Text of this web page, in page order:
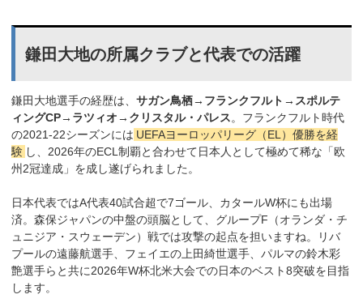
鎌田大地の所属クラブと代表での活躍
鎌田大地選手の経歴は、サガン鳥栖→フランクフルト→スポルテ
ィングCP→ラツィオ→クリスタル・パレス。フランクフルト時代
の2021-22シーズンには UEFAヨーロッパリーグ（EL）優勝を経
験 し、2026年のECL制覇と合わせて日本人として極めて稀な「欧
州2冠達成」を成し遂げられました。
日本代表ではA代表40試合超で7ゴール、カタールW杯にも出場
済。森保ジャパンの中盤の頭脳として、グループF（オランダ・チ
ュニジア・スウェーデン）戦では攻撃の起点を担いますね。リバ
プールの遠藤航選手、フェイエの上田綺世選手、パルマの鈴木彩
艶選手らと共に2026年W杯北米大会での日本のベスト8突破を目指
します。